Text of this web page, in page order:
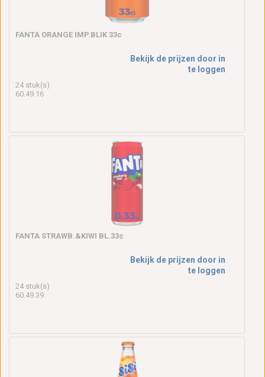
FANTA ORANGE IMP.BLIK 33c
24 stuk(s)
60.49.16
Bekijk de prijzen door in
te loggen
FANTA STRAWB.&KIWI BL.33c
24 stuk(s)
60.49.39
Bekijk de prijzen door in
te loggen